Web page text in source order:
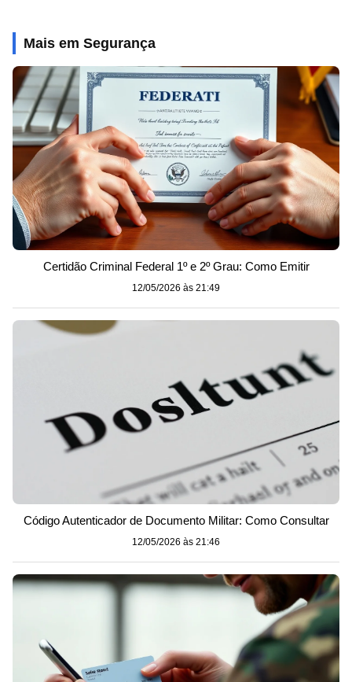
Mais em Segurança
Certidão Criminal Federal 1º e 2º Grau: Como Emitir
12/05/2026 às 21:49
Código Autenticador de Documento Militar: Como Consultar
12/05/2026 às 21:46